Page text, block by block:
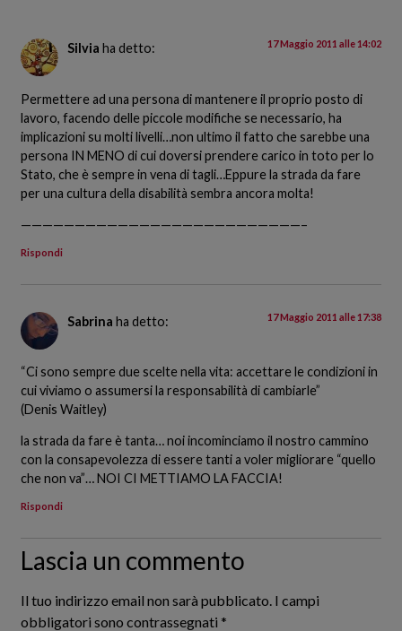
Silvia ha detto: 17 Maggio 2011 alle 14:02
Permettere ad una persona di mantenere il proprio posto di
lavoro, facendo delle piccole modifiche se necessario, ha
implicazioni su molti livelli…non ultimo il fatto che sarebbe una
persona IN MENO di cui doversi prendere carico in toto per lo
Stato, che è sempre in vena di tagli…Eppure la strada da fare
per una cultura della disabilità sembra ancora molta!
——————————————————————————–
Rispondi
Sabrina ha detto: 17 Maggio 2011 alle 17:38
“Ci sono sempre due scelte nella vita: accettare le condizioni in
cui viviamo o assumersi la responsabilità di cambiarle”
(Denis Waitley)
la strada da fare è tanta… noi incominciamo il nostro cammino
con la consapevolezza di essere tanti a voler migliorare “quello
che non va”… NOI CI METTIAMO LA FACCIA!
Rispondi
Lascia un commento
Il tuo indirizzo email non sarà pubblicato. I campi
obbligatori sono contrassegnati *